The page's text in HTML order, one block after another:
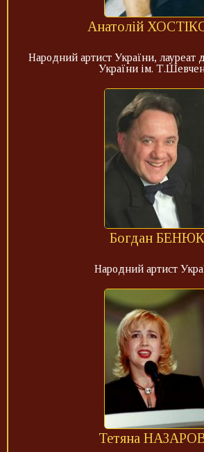
Анатолій
Народний артист України, лауреат
України ім.
Богдан БЕНЮК
Народний артист
Тетяна